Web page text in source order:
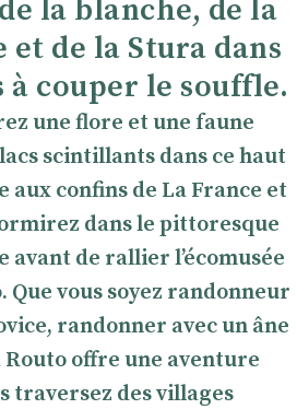
la blanche, de la
et de la Stura dans
à couper le souffle.
une flore et une faune
scintillants dans ce haut
aux confins de La France et
dans le pittoresque
de rallier l’écomusée
vous soyez randonneur
randonner avec un âne
Routo offre une aventure
traversez des villages